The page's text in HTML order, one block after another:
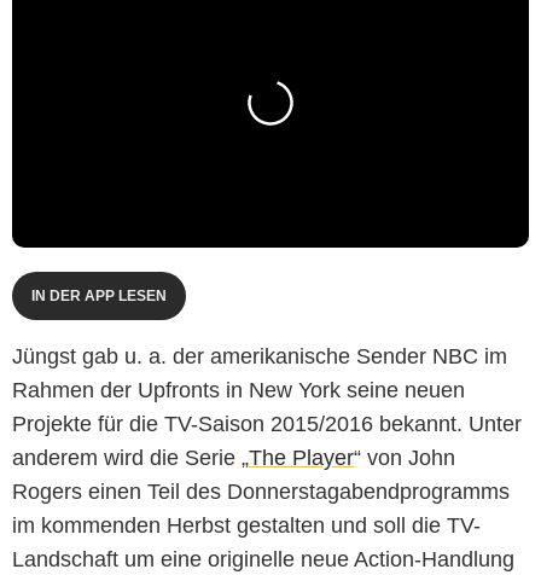
IN DER APP LESEN
Jüngst gab u. a. der amerikanische Sender NBC im
Rahmen der Upfronts in New York seine neuen
Projekte für die TV-Saison 2015/2016 bekannt. Unter
anderem wird die Serie „The Player“ von John
Rogers einen Teil des Donnerstagabendprogramms
im kommenden Herbst gestalten und soll die TV-
Landschaft um eine originelle neue Action-Handlung